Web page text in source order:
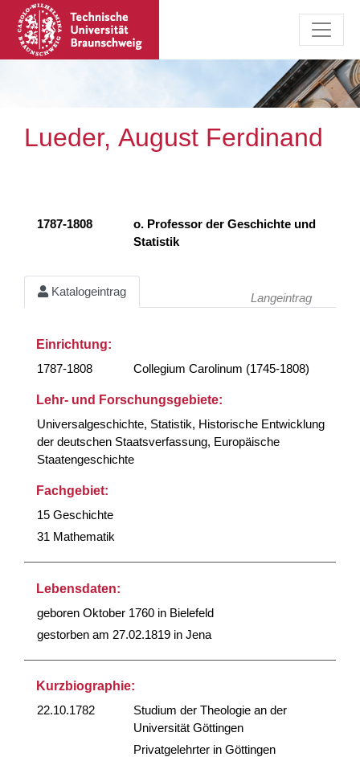
Lueder, August Ferdinand
1787-1808
o. Professor der Geschichte und
Statistik
Katalogeintrag Langeintrag
Einrichtung:
1787-1808
Collegium Carolinum (1745-1808)
Lehr- und Forschungsgebiete:
Universalgeschichte, Statistik, Historische Entwicklung
der deutschen Staatsverfassung, Europäische
Staatengeschichte
Fachgebiet:
15 Geschichte
31 Mathematik
Lebensdaten:
geboren Oktober 1760 in Bielefeld
gestorben am 27.02.1819 in Jena
Kurzbiographie:
22.10.1782
Studium der Theologie an der
Universität Göttingen
Privatgelehrter in Göttingen